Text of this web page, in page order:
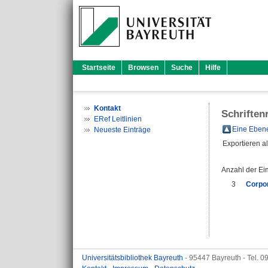
Startseite Browsen Suche Hilfe
Kontakt
ERef Leitlinien
Neueste Einträge
Eine
Exportieren
Anzahl der
3
Universitätsbibliothek Bayreuth - 95447 Bayreuth - Tel.